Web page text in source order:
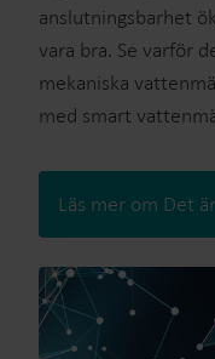
anslutningsbarhet
vara bra. Se varför
mekaniska
med smart
Läs mer om Det